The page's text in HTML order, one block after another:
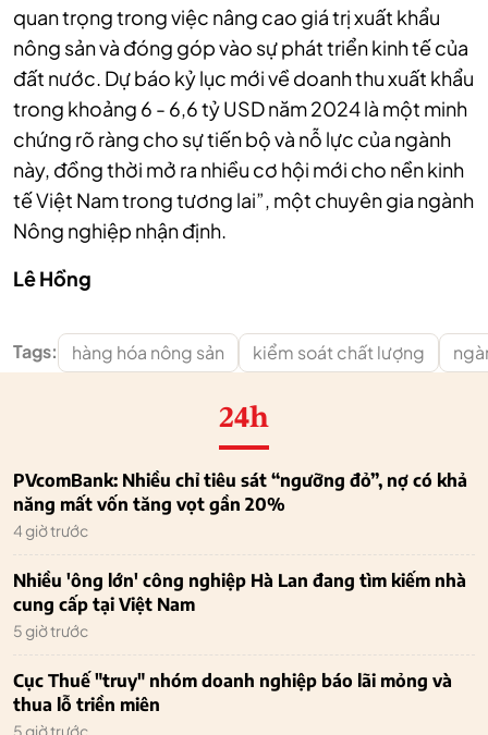
quan trọng trong việc nâng cao giá trị xuất khẩu
nông sản và đóng góp vào sự phát triển kinh tế của
đất nước. Dự báo kỷ lục mới về doanh thu xuất khẩu
trong khoảng 6 - 6,6 tỷ USD năm 2024 là một minh
chứng rõ ràng cho sự tiến bộ và nỗ lực của ngành
này, đồng thời mở ra nhiều cơ hội mới cho nền kinh
tế Việt Nam trong tương lai”, một chuyên gia ngành
Nông nghiệp nhận định.
Lê Hồng
Tags: hàng hóa nông sản kiểm soát chất lượng
24h
PVcomBank: Nhiều chỉ tiêu sát “ngưỡng đỏ”, nợ có khả
năng mất vốn tăng vọt gần 20%
4 giờ trước
Nhiều 'ông lớn' công nghiệp Hà Lan đang tìm kiếm nhà
cung cấp tại Việt Nam
5 giờ trước
Cục Thuế "truy" nhóm doanh nghiệp báo lãi mỏng và
thua lỗ triền miên
5 giờ trước